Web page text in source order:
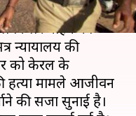
पिलाकर हत्या
किलर मोहन को
न्यायालय की
को केरल के
हत्या मामले आजीवन
की सजा सुनाई है।